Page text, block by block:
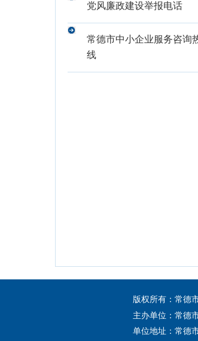
党风廉政建设举报电话
常德市中小企业服务咨询
线
版权所有：常德
主办单位：常德
单位地址：常德